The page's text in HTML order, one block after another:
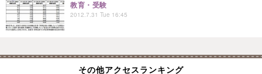
教育・受験
2012.7.31 Tue 16:45
その他アクセスランキング